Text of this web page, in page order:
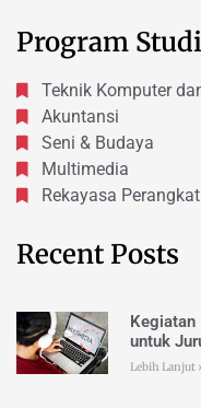
Program Studi
Teknik Komputer
Akuntansi
Seni & Budaya
Multimedia
Rekayasa
Recent Posts
Kegiatan
untuk
Lebih Lanjut